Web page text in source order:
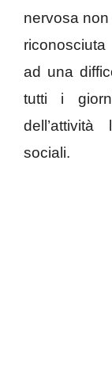
nervosa
ad una
tutti i
sociali.